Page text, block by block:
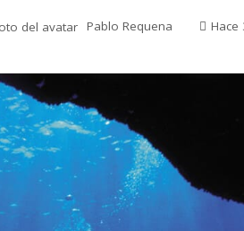
Pablo Requena Hace